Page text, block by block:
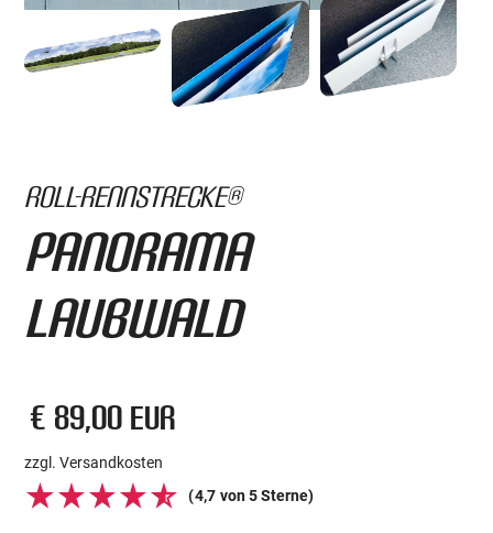
Roll-Rennstrecke®
Panorama
Laubwald
€ 89,00 EUR
zzgl. Versandkosten
(4,7 von 5 Sterne)